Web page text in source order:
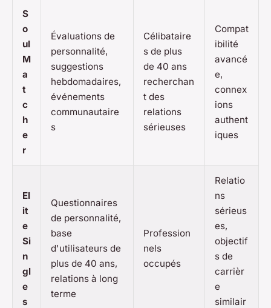
S
o
ul
M
a
t
c
h
e
r
Évaluations de
personnalité,
suggestions
hebdomadaires,
événements
communautaire
s
Célibataire
s de plus
de 40 ans
recherchan
t des
relations
sérieuses
Compat
ibilité
avancé
e,
connex
ions
authent
iques
El
it
e
Si
n
gl
e
s
Questionnaires
de personnalité,
base
d'utilisateurs de
plus de 40 ans,
relations à long
terme
Profession
nels
occupés
Relatio
ns
sérieus
es,
objectif
s de
carrièr
e
similair